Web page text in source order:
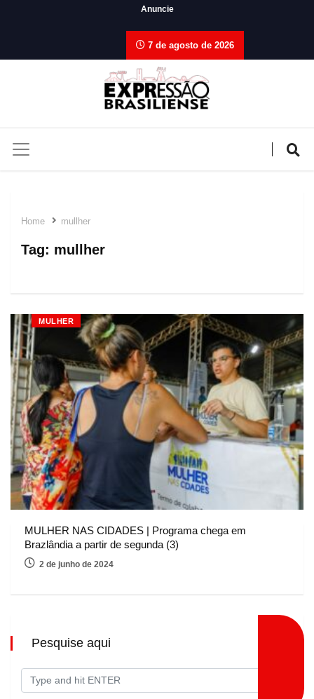
Anuncie
7 de agosto de 2026
Home mullher
Tag: mullher
MULHER
MULHER NAS CIDADES | Programa chega em
Brazlândia a partir de segunda (3)
2 de junho de 2024
Pesquise aqui